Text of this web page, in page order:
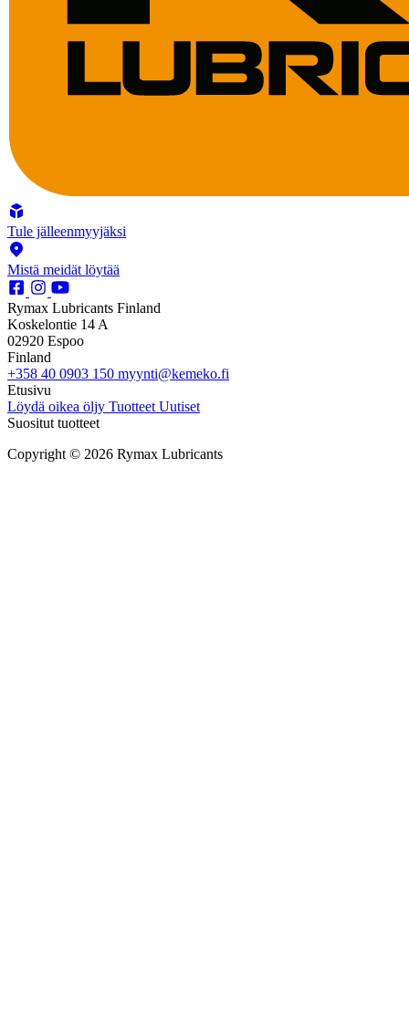
Tule jälleenmyyjäksi
Mistä meidät löytää
Rymax Lubricants Finland
Koskelontie 14 A
02920 Espoo
Finland
+358 40 0903 150 myynti@kemeko.fi
Etusivu
Löydä oikea öljy Tuotteet Uutiset
Suositut tuotteet
Copyright © 2026 Rymax Lubricants